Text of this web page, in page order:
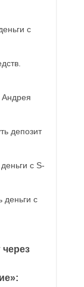
с
Андрея
депозит
с S-
деньги с
через